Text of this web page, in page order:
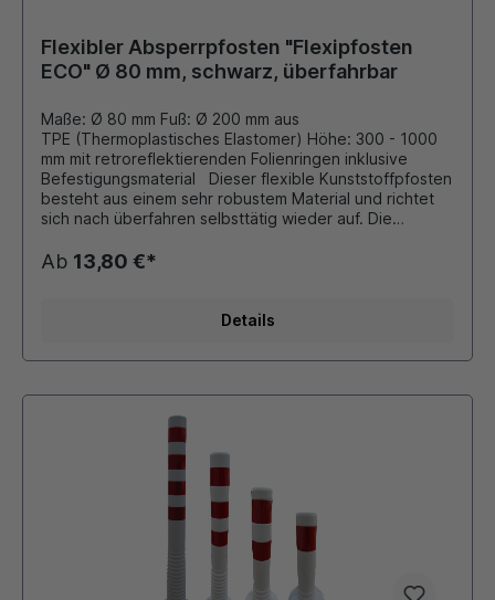
Flexibler Absperrpfosten "Flexipfosten
ECO" Ø 80 mm, schwarz, überfahrbar
Maße: Ø 80 mm Fuß: Ø 200 mm aus
TPE (Thermoplastisches Elastomer) Höhe: 300 - 1000
mm mit retroreflektierenden Folienringen inklusive
Befestigungsmaterial Dieser flexible Kunststoffpfosten
besteht aus einem sehr robustem Material und richtet
sich nach überfahren selbsttätig wieder auf. Die
und wirtschaftliche Lösung für Bereiche mit geringer bis
mittlerer Belastung. Sie sind für gelegentliches Anfahren
zuverlässige Markierung zu einem attraktiven Preis
TPU-Pfosten. Zubehör: Adapter mit M36 Gewinde zum
mit M36 Gewinde passend zum Adapter verschiedene
Schilder, Hinweistafeln, Zeichen aus Kunststoff
Ab 13,80 €*
Details